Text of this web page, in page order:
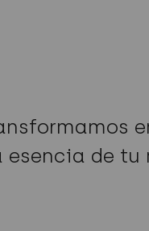
de tu